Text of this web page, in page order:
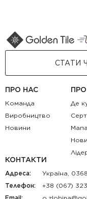
СТАТИ
ПРО НАС
Команда
Виробництво
Новини
Де
КОНТАКТИ
Адреса:
Україна,
Телефон:
+38 (067)